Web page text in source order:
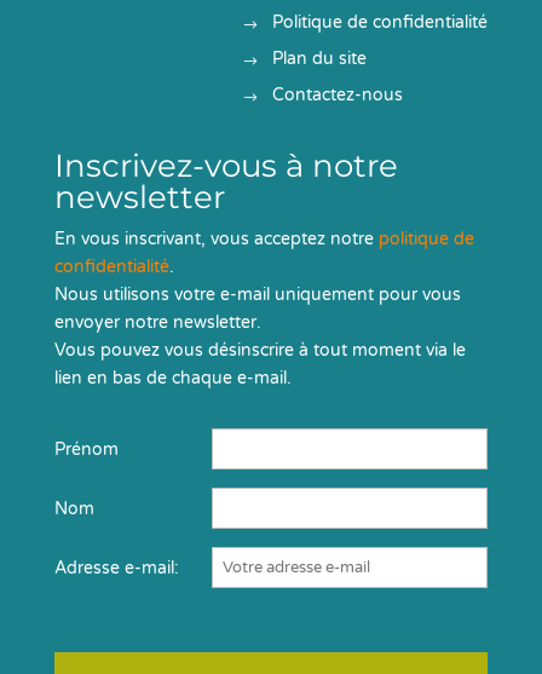
Politique de confidentialité
Plan du site
Contactez-nous
Inscrivez-vous à notre
newsletter
En vous inscrivant, vous acceptez notre politique de
confidentialité.
Nous utilisons votre e-mail uniquement pour vous
envoyer notre newsletter.
Vous pouvez vous désinscrire à tout moment via le
lien en bas de chaque e-mail.
Prénom
Nom
Adresse e-mail: